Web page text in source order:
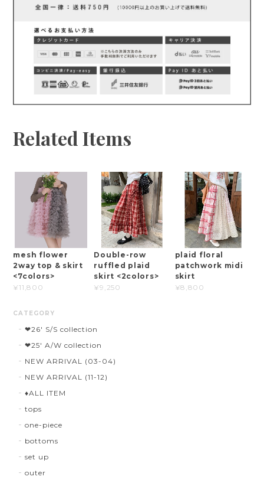
Related Items
mesh flower
2way top & skirt
<7colors>
¥11,800
Double-row
ruffled plaid
skirt <2colors>
¥9,250
plaid floral
patchwork midi
skirt
¥8,800
CATEGORY
❤︎26' S/S collection
❤︎25' A/W collection
NEW ARRIVAL (03-04)
NEW ARRIVAL (11-12)
♦︎ALL ITEM
tops
one-piece
bottoms
set up
outer